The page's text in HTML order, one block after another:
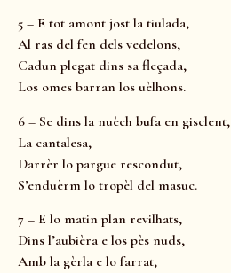
5 – E tot amont jost la tiulada,
Al ras del fen dels vedelons,
Cadun plegat dins sa fleçada,
Los omes barran los uèlhons.
6 – Se dins la nuèch bufa en gisclent,
La cantalesa,
Darrèr lo pargue rescondut,
S’enduèrm lo tropèl del masuc.
7 – E lo matin plan revilhats,
Dins l’aubièra e los pès nuds,
Amb la gèrla e lo farrat,